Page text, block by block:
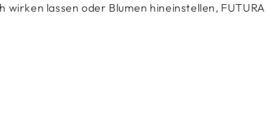
lassen oder Blumen hineinstellen,